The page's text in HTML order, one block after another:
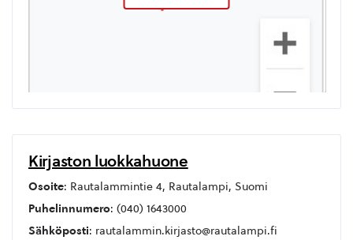
Kirjaston luokkahuone
Osoite: Rautalammintie 4, Rautalampi, Suomi
Puhelinnumero: (040) 1643000
Sähköposti: rautalammin.kirjasto@rautalampi.fi